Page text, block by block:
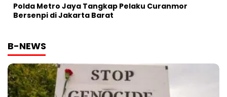
Polda Metro Jaya Tangkap Pelaku Curanmor
Bersenpi di Jakarta Barat
B-NEWS